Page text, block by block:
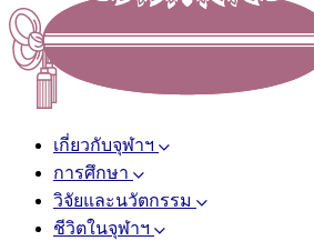
เกี่ยวกับจุฬาฯ
การศึกษา
วิจัยและนวัตกรรม
ชีวิตในจุฬาฯ